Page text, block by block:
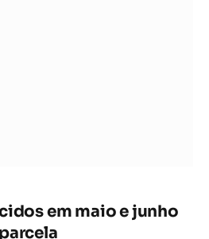
em maio e junho